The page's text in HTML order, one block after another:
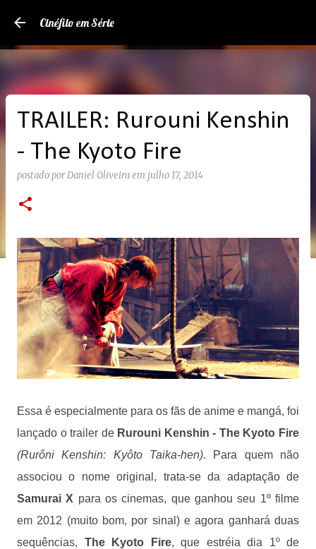
Pular para o conteúdo principal
Cinéfilo em Série
TRAILER: Rurouni Kenshin
- The Kyoto Fire
postado porDaniel Oliveiraem julho 17, 2014
Essa é especialmente para os fãs de anime e mangá, foi
lançado o trailer de Rurouni Kenshin - The Kyoto Fire
(Rurôni Kenshin: Kyôto Taika-hen). Para quem não
associou o nome original, trata-se da adaptação de
Samurai X para os cinemas, que ganhou seu 1º filme
em 2012 (muito bom, por sinal) e agora ganhará duas
sequências, The Kyoto Fire, que estréia dia 1º de